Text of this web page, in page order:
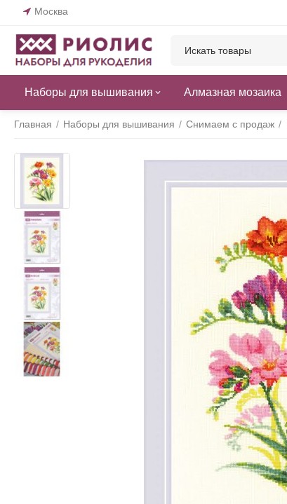
Москва
Наборы для вышивания Алмазная мозаика
Главная / Наборы для вышивания / Снимаем с продаж /